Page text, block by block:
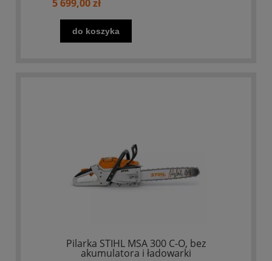
5 699,00 zł
do koszyka
Pilarka STIHL MSA 300 C-O, bez
akumulatora i ładowarki